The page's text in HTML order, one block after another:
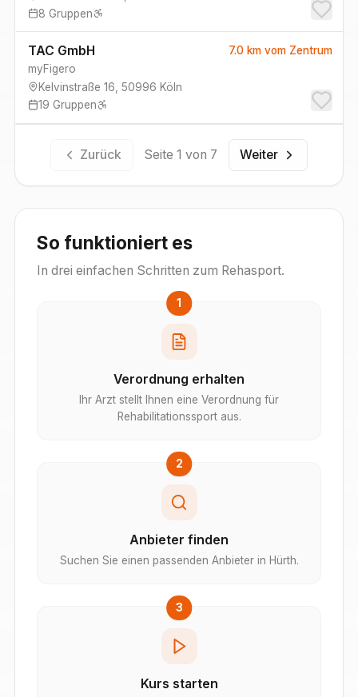
8 Gruppen
TAC GmbH
myFigero
Kelvinstraße 16 50996 Köln
19 Gruppen
7.0 kmvom Zentrum
Zurück Seite 1 von 7 Weiter
So funktioniert es
In drei einfachen Schritten zum Rehasport.
1
Verordnung erhalten
Ihr Arzt stellt Ihnen eine Verordnung für
Rehabilitationssport aus.
2
Anbieter finden
Suchen Sie einen passenden Anbieter in Hürth.
3
Kurs starten